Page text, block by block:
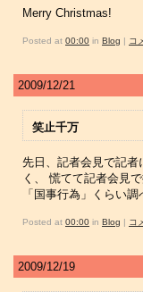
Merry Christmas!
Posted at 00:00 in Blog | コ
2009/12/21
笑止千万
先日、記者会見で記
く、 慌てて記者会見
「国事行為」くらい
Posted at 00:00 in Blog | コ
2009/12/19